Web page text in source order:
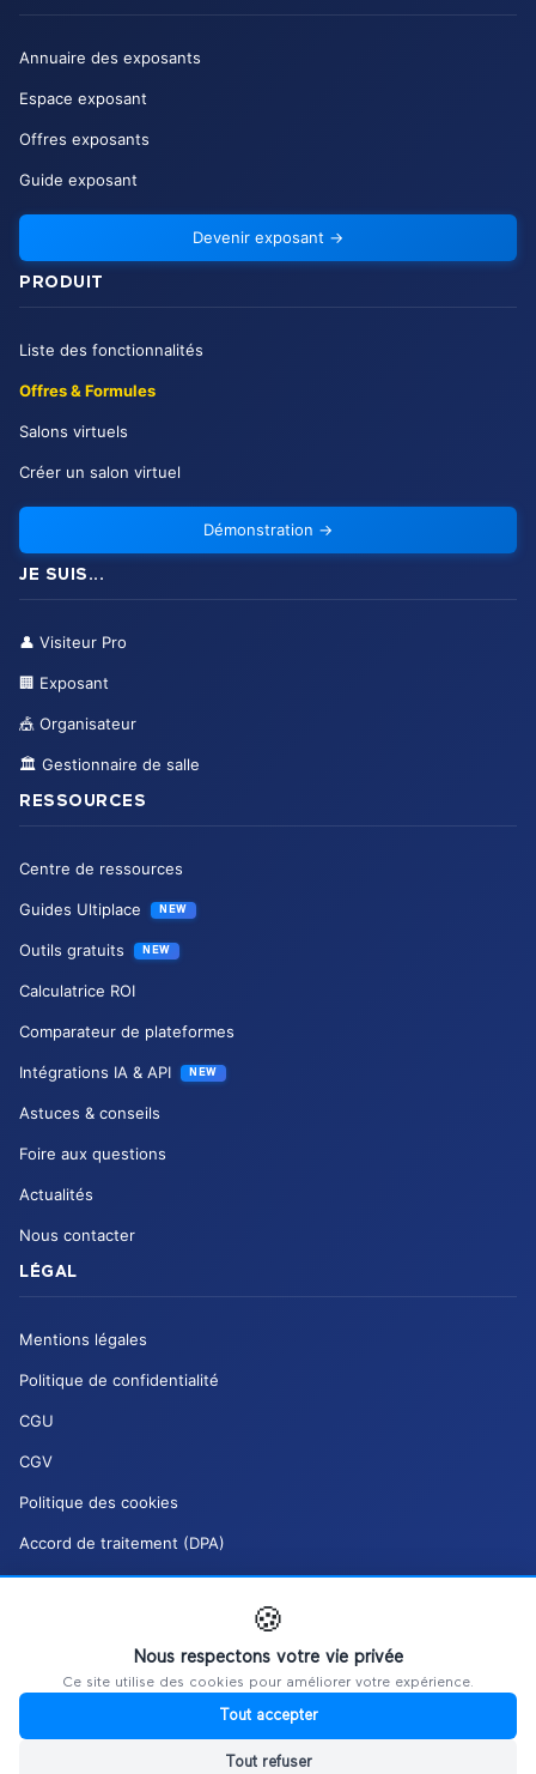
Annuaire des exposants
Espace exposant
Offres exposants
Guide exposant
Devenir exposant →
PRODUIT
Liste des fonctionnalités
Offres & Formules
Salons virtuels
Créer un salon virtuel
Démonstration →
JE SUIS...
👤 Visiteur Pro
🏢 Exposant
🎪 Organisateur
🏛️ Gestionnaire de salle
RESSOURCES
Centre de ressources
Guides Ultiplace NEW
Outils gratuits NEW
Calculatrice ROI
Comparateur de plateformes
Intégrations IA & API NEW
Astuces & conseils
Foire aux questions
Actualités
Nous contacter
LÉGAL
Mentions légales
Politique de confidentialité
CGU
CGV
Politique des cookies
Accord de traitement (DPA)
Charte de modération (DSA)
Gérer mes cookies
🍪
Nous respectons votre vie privée
Ce site utilise des cookies pour améliorer votre expérience.
Tout accepter
Tout refuser